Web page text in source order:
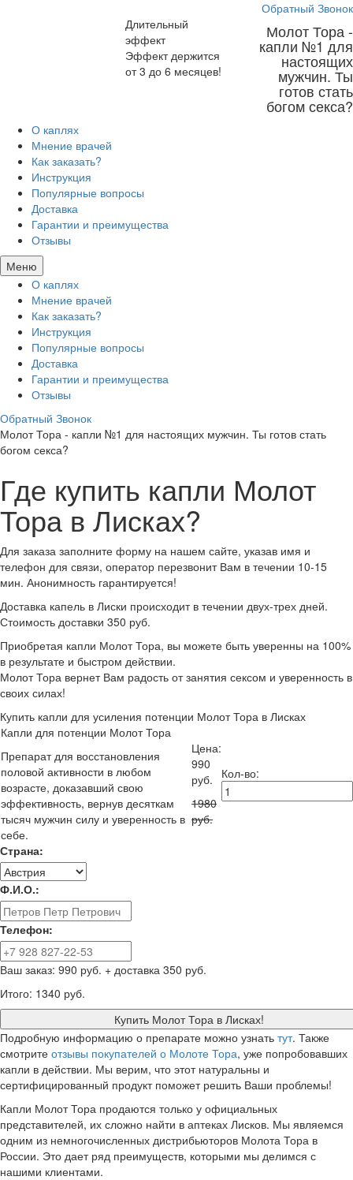
Длительный
эффект
Эффект держится
от 3 до 6 месяцев!
Обратный Звонок
Молот Тора -
капли №1 для
настоящих
мужчин. Ты
готов стать
богом секса?
О каплях
Мнение врачей
Как заказать?
Инструкция
Популярные вопросы
Доставка
Гарантии и преимущества
Отзывы
Меню
О каплях
Мнение врачей
Как заказать?
Инструкция
Популярные вопросы
Доставка
Гарантии и преимущества
Отзывы
Обратный Звонок
Молот Тора - капли №1 для настоящих мужчин. Ты готов стать
богом секса?
Где купить капли Молот
Тора в Лисках?
Для заказа заполните форму на нашем сайте, указав имя и
телефон для связи, оператор перезвонит Вам в течении 10-15
мин. Анонимность гарантируется!
Доставка капель в Лиски происходит в течении двух-трех дней.
Стоимость доставки 350 руб.
Приобретая капли Молот Тора, вы можете быть уверенны на 100%
в результате и быстром действии.
Молот Тора вернет Вам радость от занятия сексом и уверенность в
своих силах!
Купить капли для усиления потенции Молот Тора в Лисках
Капли для потенции Молот Тора
Препарат для восстановления
половой активности в любом
возрасте, доказавший свою
эффективность, вернув десяткам
тысяч мужчин силу и уверенность в
себе.
Цена:
990
руб.
1980
руб.
Кол-во:
Страна:
Ф.И.О.:
Телефон:
Ваш заказ: 990 руб. + доставка 350 руб.
Итого: 1340 руб.
Купить Молот Тора в Лисках!
Подробную информацию о препарате можно узнать тут. Также
смотрите отзывы покупателей о Молоте Тора, уже попробовавших
капли в действии. Мы верим, что этот натуральны и
сертифицированный продукт поможет решить Ваши проблемы!
Капли Молот Тора продаются только у официальных
представителей, их сложно найти в аптеках Лисков. Мы являемся
одним из немногочисленных дистрибьюторов Молота Тора в
России. Это дает ряд преимуществ, которыми мы делимся с
нашими клиентами.